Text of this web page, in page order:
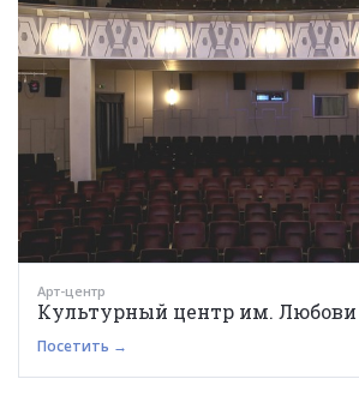
Арт-центр
Культурный центр им. Любови
Посетить →